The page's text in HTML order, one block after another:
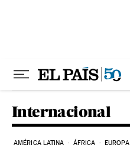
Internacional
AMÉRICA LATINA ÁFRICA EUROPA